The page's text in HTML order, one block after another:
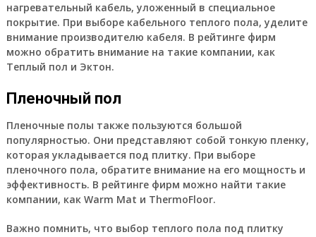
нагревательный кабель, уложенный в специальное
покрытие. При выборе кабельного теплого пола, уделите
внимание производителю кабеля. В рейтинге фирм
можно обратить внимание на такие компании, как
Теплый пол и Эктон.
Пленочный пол
Пленочные полы также пользуются большой
популярностью. Они представляют собой тонкую пленку,
которая укладывается под плитку. При выборе
пленочного пола, обратите внимание на его мощность и
эффективность. В рейтинге фирм можно найти такие
компании, как Warm Mat и ThermoFloor.
Важно помнить, что выбор теплого пола под плитку